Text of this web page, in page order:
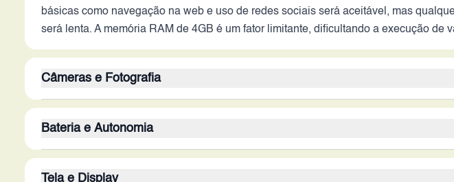
básicas como navegação na web e uso de redes sociais será aceitável, mas
será lenta. A memória RAM de 4GB é um fator limitante, dificultando a execução
Câmeras e Fotografia
avançados limita a qualidade em situações de pouca luz ou com movimento. As
funcionalidade básica, sem recursos avançados como modo noturno sofisticado
Bateria e Autonomia
Tela e Display